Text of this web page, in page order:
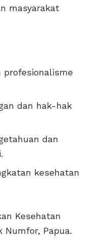
masyarakat
profesionalisme
dan hak-hak
dan
kesehatan
Kesehatan
Numfor, Papua.